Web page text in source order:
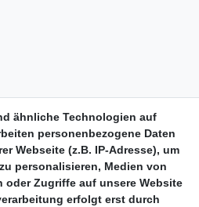
ähnliche Technologien auf
personenbezogene Daten
Webseite (z.B. IP-Adresse), um
personalisieren, Medien von
oder Zugriffe auf unsere Website
erfolgt erst durch